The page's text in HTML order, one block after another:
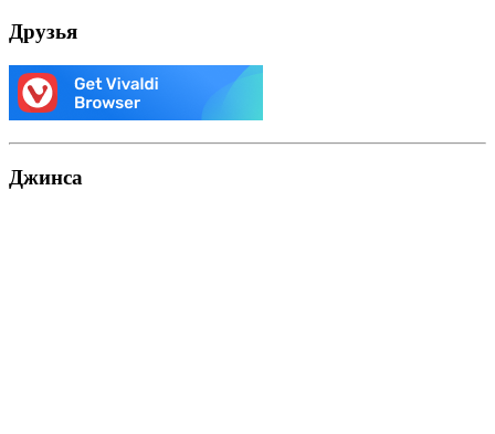
Друзья
Джинса